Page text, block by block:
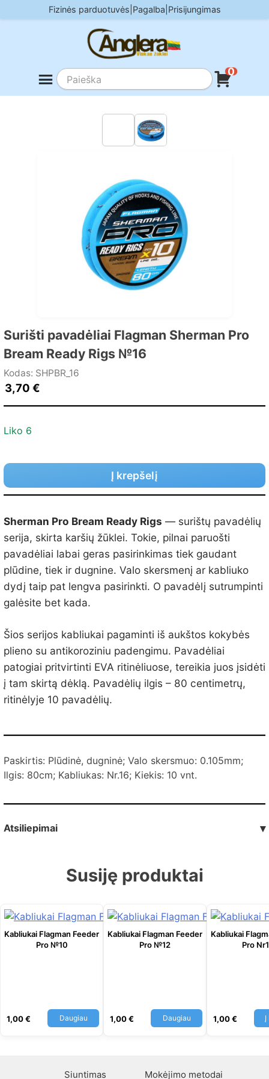
to
Fizinės parduotuvės Pagalba Prisijungimas
0
Surišti pavadėliai Flagman Sherman Pro
Bream Ready Rigs №16
Kodas: SHPBR_16
3,70 €
Liko 6
Į krepšelį
Sherman Pro Bream Ready Rigs — surištų pavadėlių
serija, skirta karšių žūklei. Tokie, pilnai paruošti
pavadėliai labai geras pasirinkimas tiek gaudant
plūdine, tiek ir dugnine. Valo skersmenį ar kabliuko
dydį taip pat lengva pasirinkti. O pavadėlį sutrumpinti
galėsite bet kada.
Šios serijos kabliukai pagaminti iš aukštos kokybės
plieno su antikoroziniu padengimu. Pavadėliai
patogiai pritvirtinti EVA ritinėliuose, tereikia juos įsidėti
į tam skirtą dėklą. Pavadėlių ilgis – 80 centimetrų,
ritinėlyje 10 pavadėlių.
Paskirtis: Plūdinė, dugninė; Valo skersmuo: 0.105mm;
Ilgis: 80cm; Kabliukas: Nr.16; Kiekis: 10 vnt.
Atsiliepimai ▾
Susiję produktai
Kabliukai Flagman Feeder
Pro №10
1,00€ Daugiau
Kabliukai Flagman Feeder
Pro №12
1,00€ Daugiau
Kabliukai
Pro
1,00€ Į
Siuntimas Mokėjimo metodai